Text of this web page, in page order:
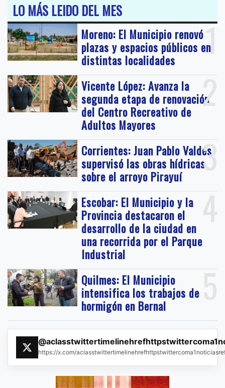
LO MÁS LEIDO DEL MES
1
Moreno: El Municipio renovó
plazas y espacios públicos en
distintas localidades
2
Vicente López: Avanza la
segunda etapa de renovación
del Centro Recreativo de
Adultos Mayores
3
Corrientes: Juan Pablo Valdés
supervisó las obras hídricas
sobre el arroyo Pirayuí
4
Escobar: El Municipio y la
Provincia destacaron el
desarrollo de la ciudad en
una recorrida por el Parque
Industrial
5
Quilmes: El Municipio
intensifica los trabajos de
hormigón en Bernal
https://x.com/